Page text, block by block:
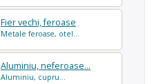
Fier vechi, feroase
Metale feroase, otel...
Aluminiu, neferoase...
Aluminiu, cupru...